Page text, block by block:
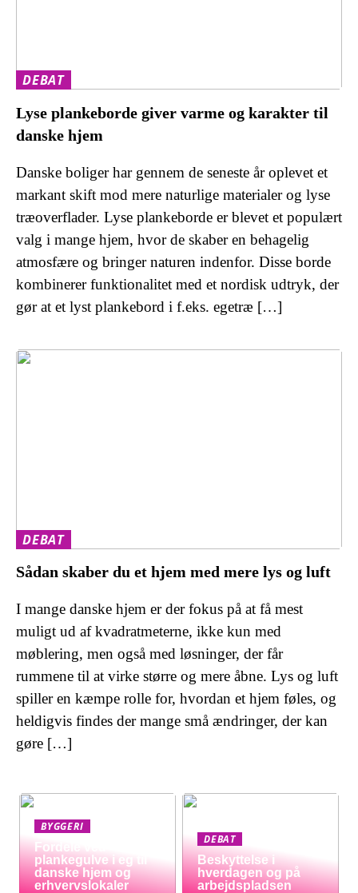
DEBAT
Lyse plankeborde giver varme og karakter til
danske hjem
Danske boliger har gennem de seneste år oplevet et
markant skift mod mere naturlige materialer og lyse
træoverflader. Lyse plankeborde er blevet et populært
valg i mange hjem, hvor de skaber en behagelig
atmosfære og bringer naturen indenfor. Disse borde
kombinerer funktionalitet med et nordisk udtryk, der
gør at et lyst plankebord i f.eks. egetræ […]
DEBAT
Sådan skaber du et hjem med mere lys og luft
I mange danske hjem er der fokus på at få mest
muligt ud af kvadratmeterne, ikke kun med
møblering, men også med løsninger, der får
rummene til at virke større og mere åbne. Lys og luft
spiller en kæmpe rolle for, hvordan et hjem føles, og
heldigvis findes der mange små ændringer, der kan
gøre […]
BYGGERI
Fordele ved
plankegulve i eg til
danske hjem og
erhvervslokaler
DEBAT
Beskyttelse i
hverdagen og på
arbejdspladsen